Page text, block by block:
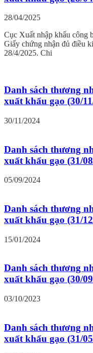
28/04/2025
Cục Xuất nhập khẩu công
Giấy chứng nhận đủ điều
28/4/2025. Chi
Danh sách thương
xuất khẩu gạo (30/
30/11/2024
Danh sách thương
xuất khẩu gạo (31/
05/09/2024
Danh sách thương
xuất khẩu gạo (31/
15/01/2024
Danh sách thương
xuất khẩu gạo (30/
03/10/2023
Danh sách thương
xuất khẩu gạo (31/